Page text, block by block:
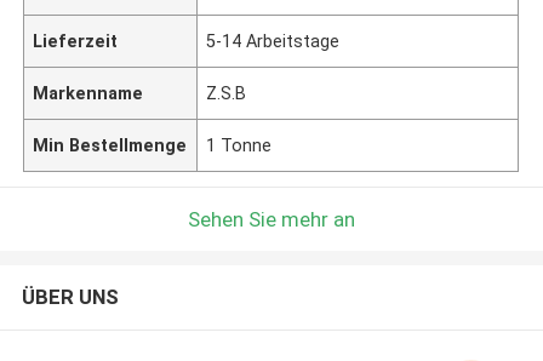
Lieferzeit 5-14 Arbeitstage
Markenname Z.S.B
Min Bestellmenge 1 Tonne
Sehen Sie mehr an
ÜBER UNS